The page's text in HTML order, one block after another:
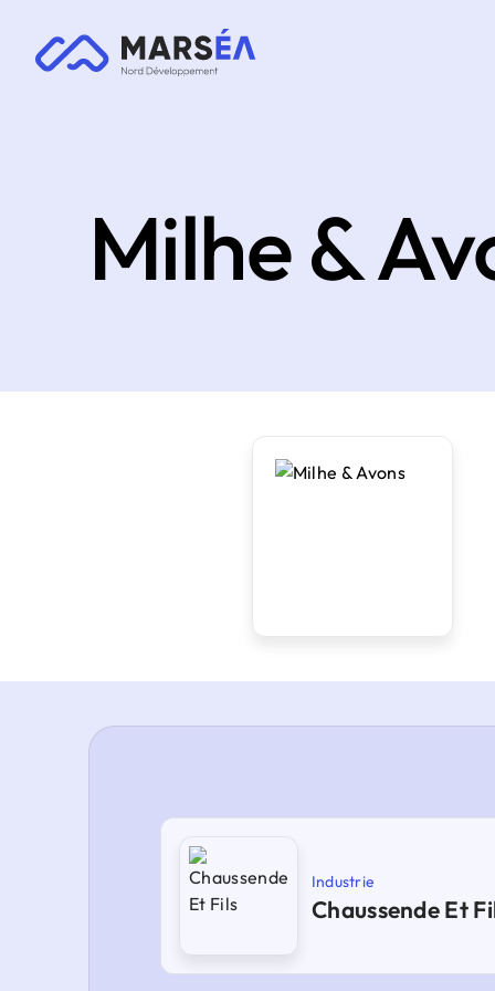
Milhe &
Industrie
Chaussende Et